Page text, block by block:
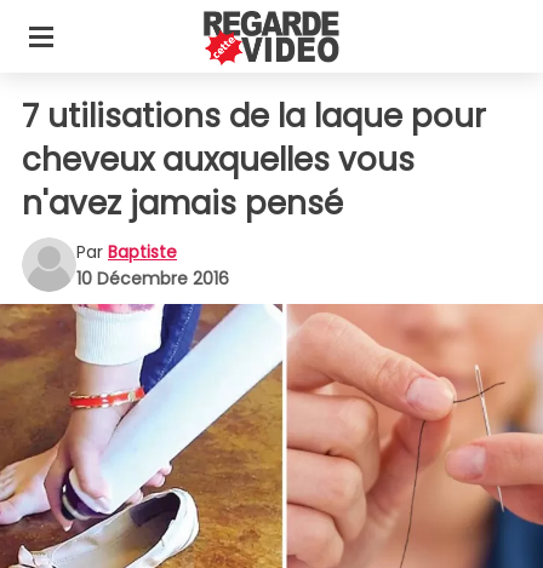
7 utilisations de la laque pour
cheveux auxquelles vous
n'avez jamais pensé
Par Baptiste
10 Décembre 2016